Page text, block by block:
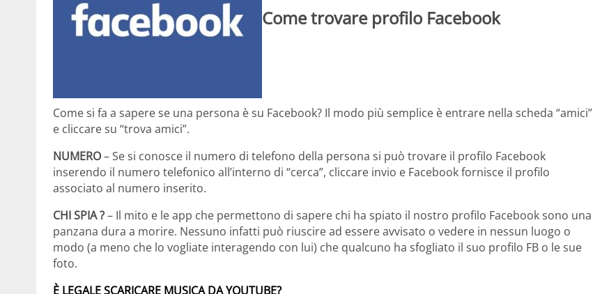
Come trovare profilo Facebook
Come si fa a sapere se una persona è su Facebook? Il modo più semplice è entrare nella scheda “amici”
e cliccare su “trova amici”.
NUMERO– Se si conosce il numero di telefono della persona si può trovare il profilo Facebook
inserendo il numero telefonico all’interno di “cerca”, cliccare invio e Facebook fornisce il profilo
associato al numero inserito.
CHI SPIA ?– Il mito e le app che permettono di sapere chi ha spiato il nostro profilo Facebook sono una
panzana dura a morire. Nessuno infatti può riuscire ad essere avvisato o vedere in nessun luogo o
modo (a meno che lo vogliate interagendo con lui) che qualcuno ha sfogliato il suo profilo FB o le sue
foto.
È LEGALE SCARICARE MUSICA DA YOUTUBE?